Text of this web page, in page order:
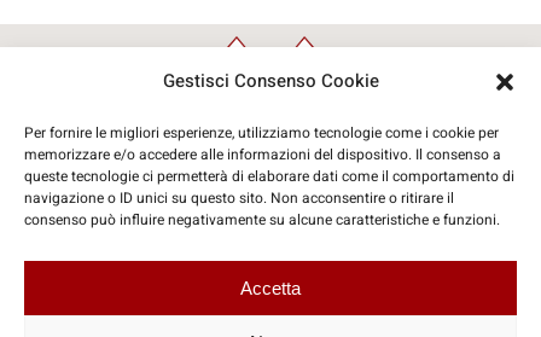
Gestisci Consenso Cookie
Per fornire le migliori esperienze, utilizziamo tecnologie come i cookie per
memorizzare e/o accedere alle informazioni del dispositivo. Il consenso a
queste tecnologie ci permetterà di elaborare dati come il comportamento di
navigazione o ID unici su questo sito. Non acconsentire o ritirare il
consenso può influire negativamente su alcune caratteristiche e funzioni.
Accetta
© Copyright 2026 | Travelinform Sas
Coordinate Social